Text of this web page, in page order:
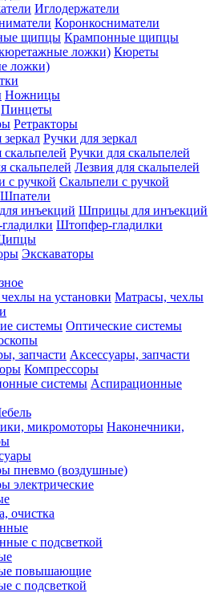
Иглодержатели
Коронкосниматели
Крампонные щипцы
Кюреты
ложки)
Ножницы
Пинцеты
Ретракторы
Ручки для зеркал
Ручки для скальпелей
Лезвия для скальпелей
Скальпели с ручкой
Шпатели
Шприцы для инъекций
Штопфер-гладилки
Экскаваторы
Матрасы, чехлы
Оптические системы
Аксессуары, запчасти
Компрессоры
Аспирационные
Наконечники,
пневмо (воздушные)
электрические
очистка
с подсветкой
повышающие
с подсветкой